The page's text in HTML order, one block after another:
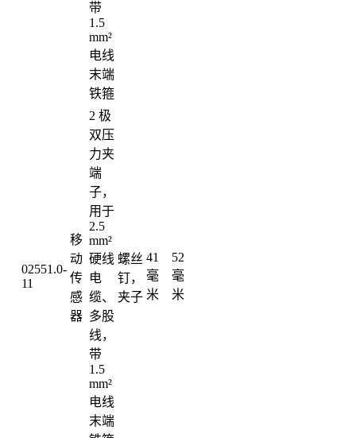
带
1.5
mm²
电线
末端
铁箍
02551.0-
11
移
动
传
感
器
2 极
双压
力夹
端
子，
用于
2.5
mm²
硬线
电
缆、
多股
线，
带
1.5
mm²
电线
末端
螺丝
钉，
夹子
41
毫
米
52
毫
米